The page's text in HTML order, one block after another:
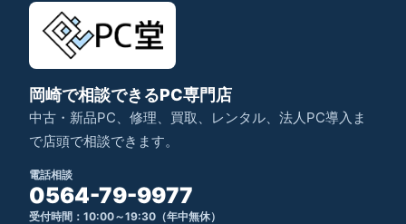
岡崎で相談できるPC専門店
中古・新品PC、修理、買取、レンタル、法人PC導入ま
で店頭で相談できます。
電話相談
0564-79-9977
受付時間：10:00～19:30（年中無休）